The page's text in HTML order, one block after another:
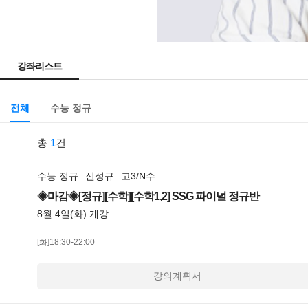
강좌리스트
전체 수능 정규
총 1건
수능 정규 신성규 고3/N수
◈마감◈[정규][수학][수학1,2] SSG 파이널 정규반
8월 4일(화) 개강
[화]18:30-22:00
강의계획서